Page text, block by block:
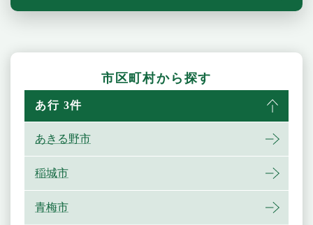
市区町村から探す
あ行 3件
あきる野市
稲城市
青梅市